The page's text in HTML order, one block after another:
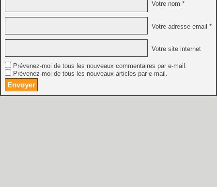
Votre nom *
Votre adresse email *
Votre site internet
Prévenez-moi de tous les nouveaux commentaires par e-mail.
Prévenez-moi de tous les nouveaux articles par e-mail.